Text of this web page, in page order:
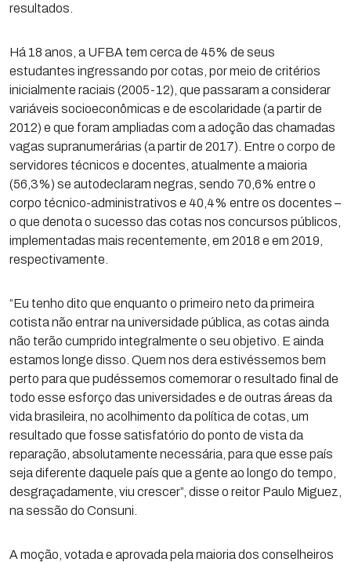
resultados.
Há 18 anos, a UFBA tem cerca de 45% de seus
estudantes ingressando por cotas, por meio de critérios
inicialmente raciais (2005-12), que passaram a considerar
variáveis socioeconômicas e de escolaridade (a partir de
2012) e que foram ampliadas com a adoção das chamadas
vagas supranumerárias (a partir de 2017). Entre o corpo de
servidores técnicos e docentes, atualmente a maioria
(56,3%) se autodeclaram negras, sendo 70,6% entre o
corpo técnico-administrativos e 40,4% entre os docentes –
o que denota o sucesso das cotas nos concursos públicos,
implementadas mais recentemente, em 2018 e em 2019,
respectivamente.
“Eu tenho dito que enquanto o primeiro neto da primeira
cotista não entrar na universidade pública, as cotas ainda
não terão cumprido integralmente o seu objetivo. E ainda
estamos longe disso. Quem nos dera estivéssemos bem
perto para que pudéssemos comemorar o resultado final de
todo esse esforço das universidades e de outras áreas da
vida brasileira, no acolhimento da política de cotas, um
resultado que fosse satisfatório do ponto de vista da
reparação, absolutamente necessária, para que esse país
seja diferente daquele país que a gente ao longo do tempo,
desgraçadamente, viu crescer”, disse o reitor Paulo Miguez,
na sessão do Consuni.
A moção, votada e aprovada pela maioria dos conselheiros